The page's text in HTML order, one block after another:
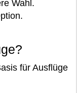
Wahl.
für Ausflüge